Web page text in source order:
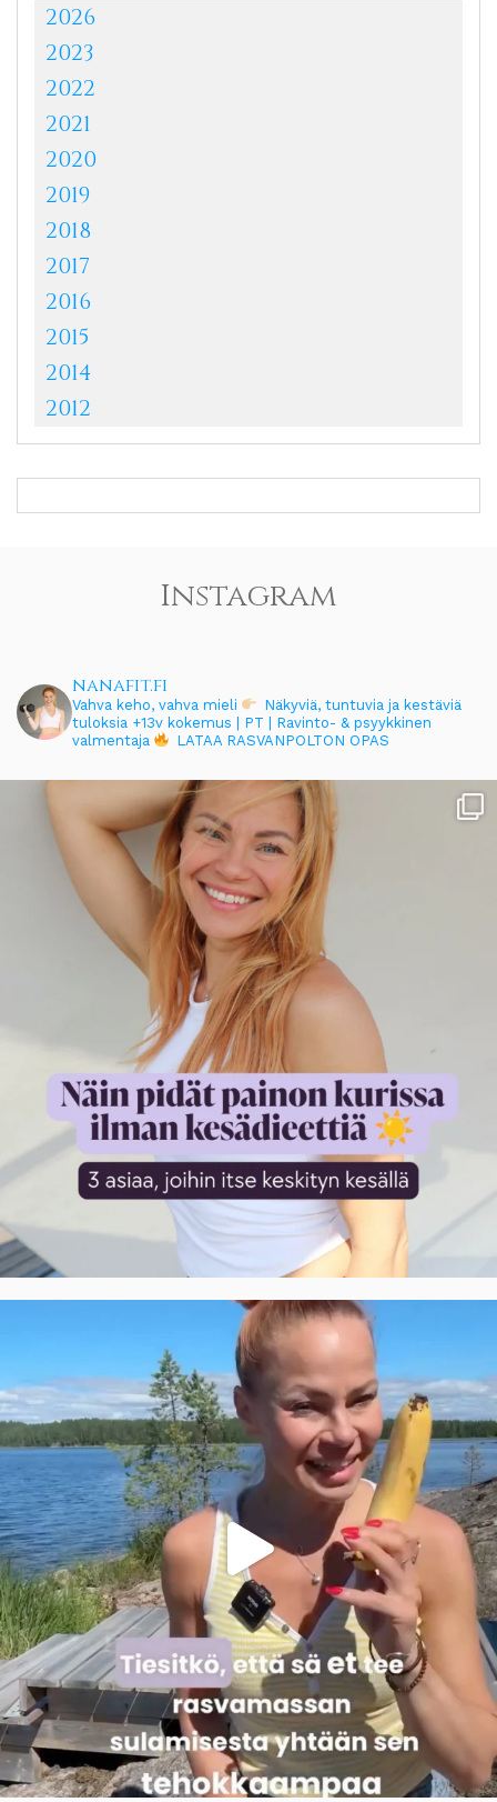
2026
2023
2022
2021
2020
2019
2018
2017
2016
2015
2014
2012
Instagram
nanafit.fi
Vahva keho, vahva mieli
Näkyviä, tuntuvia ja kestäviä
tuloksia +13v kokemus | PT | Ravinto- & psyykkinen
valmentaja
LATAA RASVANPOLTON OPAS